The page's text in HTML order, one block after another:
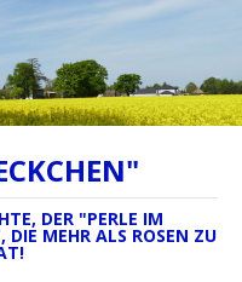
DER "PERLE IM
MEHR ALS ROSEN ZU